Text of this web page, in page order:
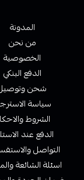
المدونة
من نحن
الخصوصية
الدفع البنكي
شحن
سياسة
الشروط
الدفع عند
التواصل
اسئلة الشائعة